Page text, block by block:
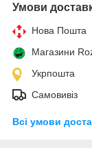
Умови
Нова Пошта
Магазини
Укрпошта
Самовивіз
Всі умови